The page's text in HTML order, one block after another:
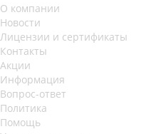
О компании
Новости
Лицензии и сертификаты
Контакты
Акции
Информация
Вопрос-ответ
Политика
Помощь